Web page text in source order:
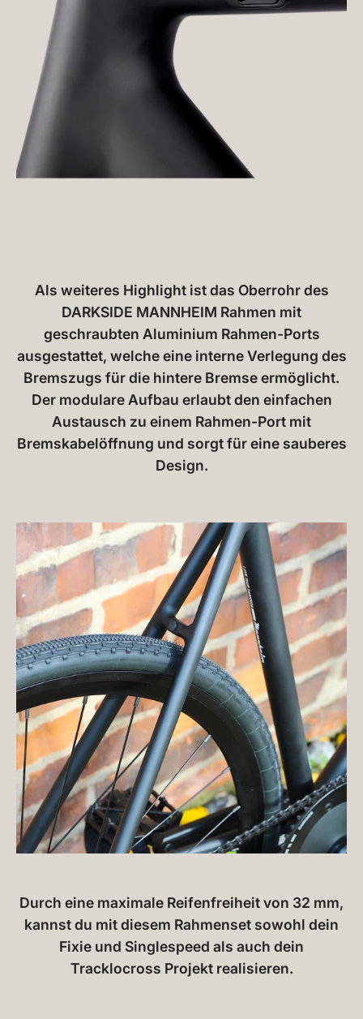
Als weiteres Highlight ist das Oberrohr des
DARKSIDE MANNHEIM Rahmen mit
geschraubten Aluminium Rahmen-Ports
ausgestattet, welche eine interne Verlegung des
Bremszugs für die hintere Bremse ermöglicht.
Der modulare Aufbau erlaubt den einfachen
Austausch zu einem Rahmen-Port mit
Bremskabelöffnung und sorgt für eine sauberes
Design.
Durch eine maximale Reifenfreiheit von 32 mm,
kannst du mit diesem Rahmenset sowohl dein
Fixie und Singlespeed als auch dein
Tracklocross Projekt realisieren.